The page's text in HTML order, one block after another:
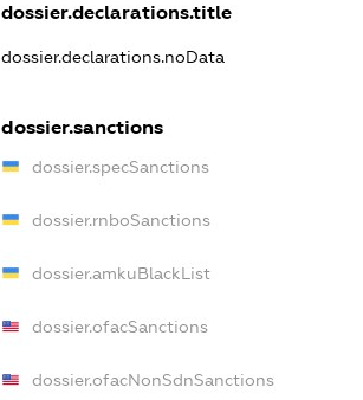
dossier.declarations.title
dossier.declarations.noData
dossier.sanctions
dossier.specSanctions
dossier.rnboSanctions
dossier.amkuBlackList
dossier.ofacSanctions
dossier.ofacNonSdnSanctions